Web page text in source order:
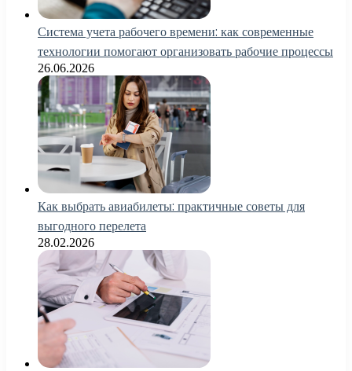
Система учета рабочего времени: как современные
технологии помогают организовать рабочие процессы
26.06.2026
Как выбрать авиабилеты: практичные советы для
выгодного перелета
28.02.2026